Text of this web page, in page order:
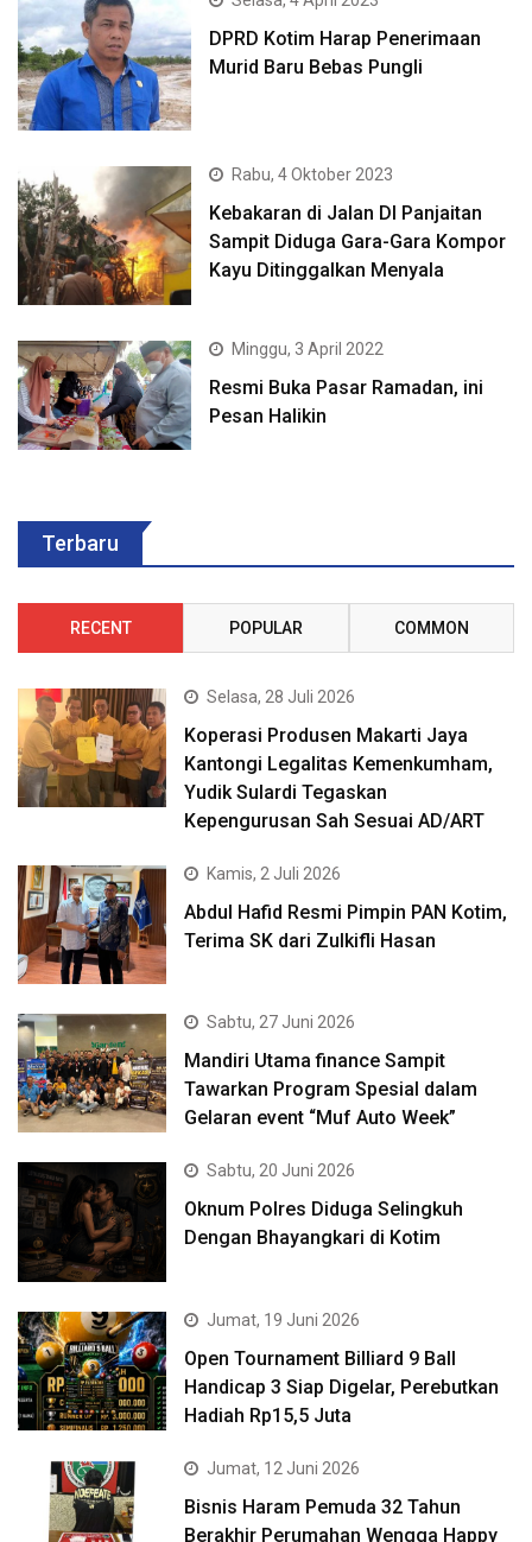
DPRD Kotim Harap Penerimaan
Murid Baru Bebas Pungli
Rabu, 4 Oktober 2023
Kebakaran di Jalan DI Panjaitan
Sampit Diduga Gara-Gara Kompor
Kayu Ditinggalkan Menyala
Minggu, 3 April 2022
Resmi Buka Pasar Ramadan, ini
Pesan Halikin
Terbaru
RECENT POPULAR COMMON
Selasa, 28 Juli 2026
Koperasi Produsen Makarti Jaya
Kantongi Legalitas Kemenkumham,
Yudik Sulardi Tegaskan
Kepengurusan Sah Sesuai AD/ART
Kamis, 2 Juli 2026
Abdul Hafid Resmi Pimpin PAN Kotim,
Terima SK dari Zulkifli Hasan
Sabtu, 27 Juni 2026
Mandiri Utama finance Sampit
Tawarkan Program Spesial dalam
Gelaran event “Muf Auto Week”
Sabtu, 20 Juni 2026
Oknum Polres Diduga Selingkuh
Dengan Bhayangkari di Kotim
Jumat, 19 Juni 2026
Open Tournament Billiard 9 Ball
Handicap 3 Siap Digelar, Perebutkan
Hadiah Rp15,5 Juta
Jumat, 12 Juni 2026
Bisnis Haram Pemuda 32 Tahun
Berakhir Perumahan Wengga Happy